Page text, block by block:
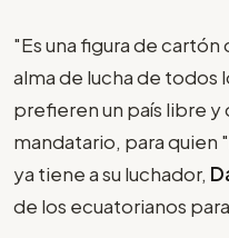
"Es una figura de
alma de lucha de todos
prefieren un país libre
mandatario, para quien "
ya tiene a su luchador,
de los ecuatorianos